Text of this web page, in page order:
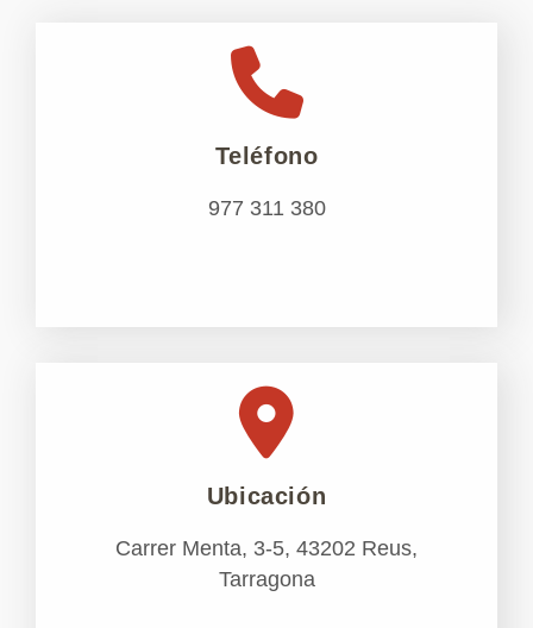
Teléfono
977 311 380
Ubicación
Carrer Menta, 3-5, 43202 Reus,
Tarragona